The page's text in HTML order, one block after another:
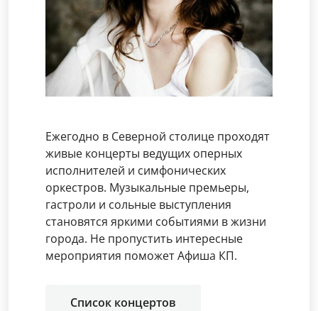
Ежегодно в Северной столице проходят
живые концерты ведущих оперных
исполнителей и симфонических
оркестров. Музыкальные премьеры,
гастроли и сольные выступления
становятся яркими событиями в жизни
города. Не пропустить интересные
мероприятия поможет Афиша КП.
Список концертов